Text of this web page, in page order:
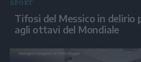
SPORT
Tifosi del Messico in delirio
agli ottavi del Mondiale